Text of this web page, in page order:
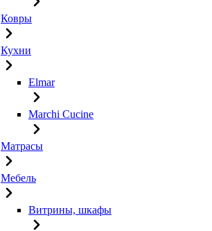
Ковры
Кухни
Elmar
Marchi Cucine
Матрасы
Мебель
Витрины, шкафы